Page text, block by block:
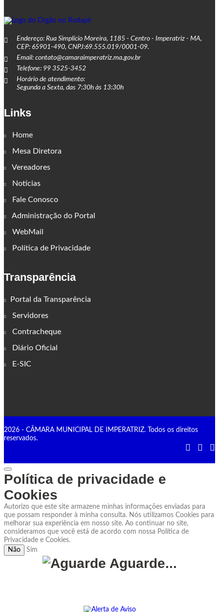
Endereço: Rua Simplício Moreira, 1185 - Centro - Imperatriz - MA,
CEP: 65901-490, CNPJ:69.555.019/0001-09.
Email: contato@camaraimperatriz.ma.gov.br
Telefone: 99 3525-3452
Horário de atendimento:
Segunda a Sexta, das 7:30h às 13:30h
Links
Home
Mesa Diretora
Vereadores
Notícias
Fale Conosco
Administração do Portal
WebMail
Política de Privacidade
Transparência
Portal da Transparência
Servidores
Contracheque
Diário Oficial
E-SIC
2026 - CÂMARA MUNICIPAL DE IMPERATRIZ. Todos os direitos
reservados.
Política de privacidade e
Cookies
Autorizo que este site armazene minhas informações enviadas para
que possam responder à minha consulta. Nós utilizamos Cookies para
melhorar sua experiência em nosso site. Ao continuar no site,
consideramos que você está de acordo com nossa Política de
Privacidade e Cookies.
Não
Sim
Aguarde...